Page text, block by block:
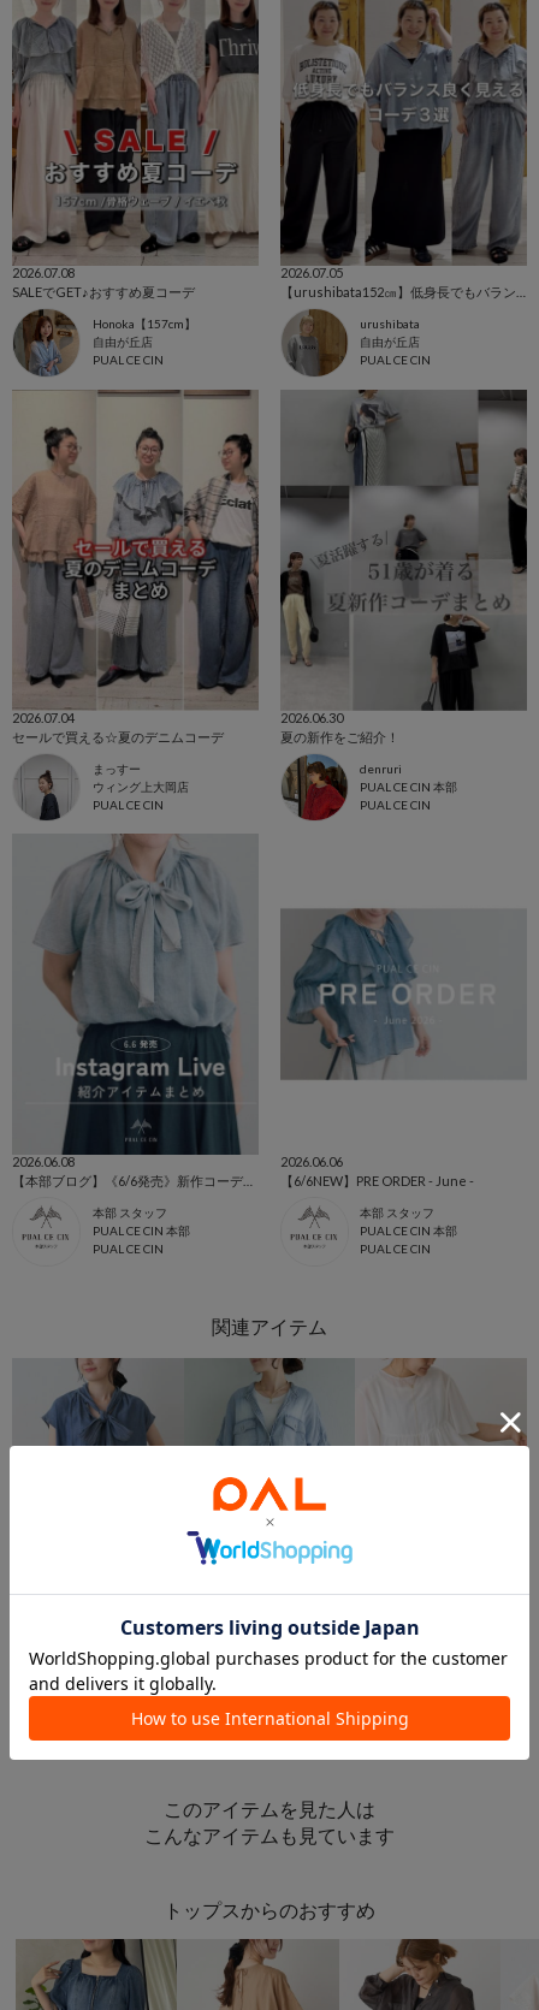
2026.07.08
SALEでGET♪おすすめ夏コーデ
Honoka【157cm】
自由が丘店
PUAL CE CIN
2026.07.05
urushibata
自由が丘店
PUAL CE CIN
2026.07.04
セールで買える☆夏のデニムコーデ
まっすー
ウィング上大岡店
PUAL CE CIN
2026.06.30
夏の新作をご紹介！
denruri
PUAL CE CIN 本部
PUAL CE CIN
2026.06.08
本部 スタッフ
PUAL CE CIN 本部
PUAL CE CIN
2026.06.06
【6/6NEW】PRE ORDER - June -
本部 スタッフ
PUAL CE CIN 本部
PUAL CE CIN
コットンボイルシアーデニムリボンタイブラウス
MAX￥2,000クーポン
シアーデニムバンドカラーブラウス
このアイテムを見た人は
こんなアイテムも見ています
トップスからのおすすめ